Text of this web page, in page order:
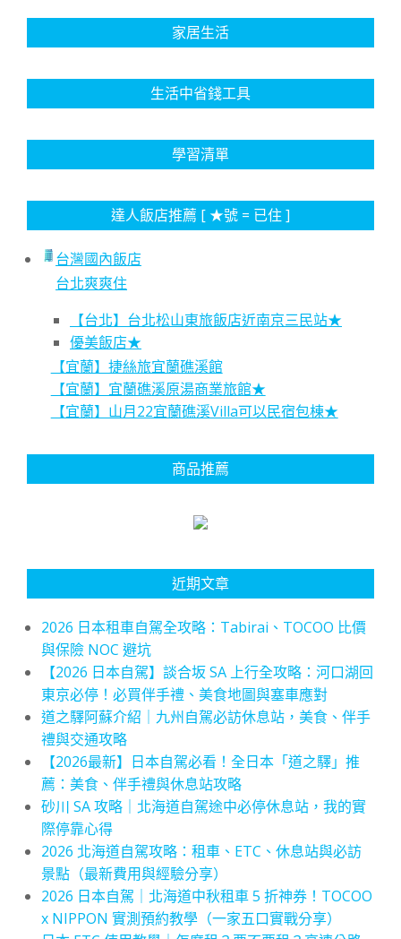
家居生活
生活中省錢工具
學習清單
達人飯店推薦 [ ★號 = 已住 ]
台灣國內飯店
台北爽爽住
【台北】台北松山東旅飯店近南京三民站★
優美飯店★
【宜蘭】捷絲旅宜蘭礁溪館
【宜蘭】宜蘭礁溪原湯商業旅館★
【宜蘭】山月22宜蘭礁溪Villa可以民宿包棟★
商品推薦
近期文章
2026 日本租車自駕全攻略：Tabirai、TOCOO 比價
與保險 NOC 避坑
【2026 日本自駕】談合坂 SA 上行全攻略：河口湖回
東京必停！必買伴手禮、美食地圖與塞車應對
道之驛阿蘇介紹｜九州自駕必訪休息站，美食、伴手
禮與交通攻略
【2026最新】日本自駕必看！全日本「道之驛」推
薦：美食、伴手禮與休息站攻略
砂川 SA 攻略｜北海道自駕途中必停休息站，我的實
際停靠心得
2026 北海道自駕攻略：租車、ETC、休息站與必訪
景點（最新費用與經驗分享）
2026 日本自駕｜北海道中秋租車 5 折神券！TOCOO
x NIPPON 實測預約教學（一家五口實戰分享）